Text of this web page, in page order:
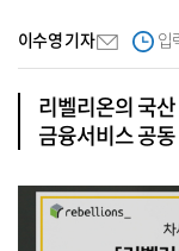
이수영 기자 입
리벨리온의 국
금융서비스 공